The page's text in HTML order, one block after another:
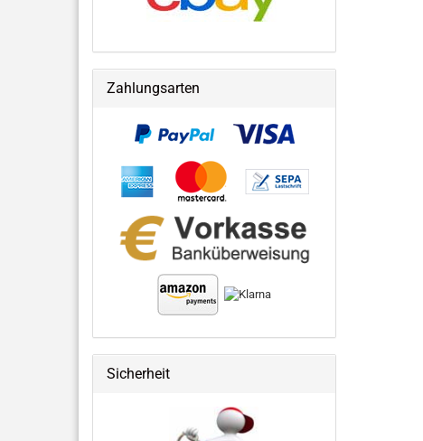
Zahlungsarten
Sicherheit